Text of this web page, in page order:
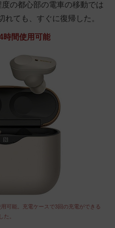
の都心部の電車の移動では
ても、すぐに復帰した。
時間使用可能
可能。充電ケースで3回の充電ができる
た。